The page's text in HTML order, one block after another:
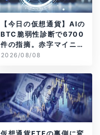
【今日の仮想通貨】AIの
BTC脆弱性診断で6700
件の指摘。赤字マイニン
グ企業はAIに賭ける
2026/08/08
仮想通貨ETFの裏側に変